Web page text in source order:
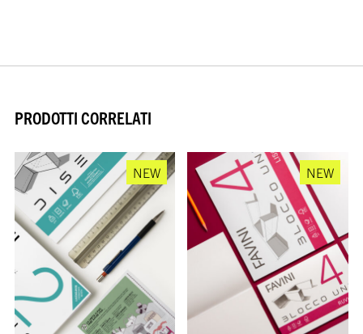
PRODOTTI CORRELATI
NEW NEW